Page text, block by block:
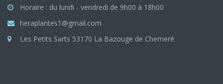
Horaire : du lundi - vendredi de 9h00 à 18h00
heraplantes1@gmail.com
Les Petits Sarts 53170 La Bazouge de Chemeré